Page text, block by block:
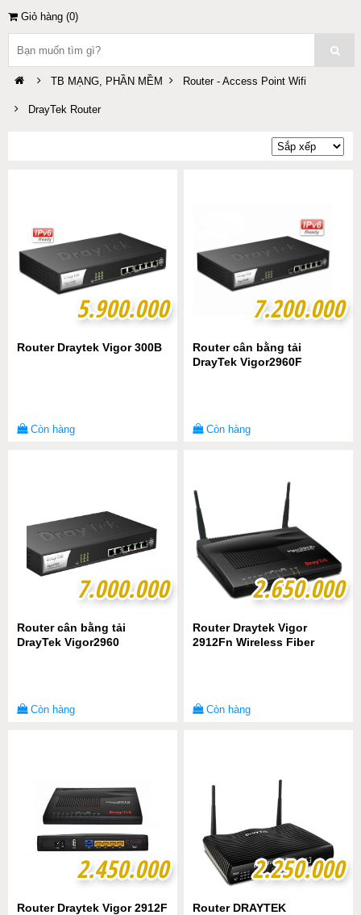
Giỏ hàng (0)
TB MẠNG, PHẦN MỀM Router - Access Point Wifi
DrayTek Router
5.900.000
5.900.000
Router Draytek Vigor 300B
Còn hàng
7.200.000
7.200.000
Router cân bằng tải
DrayTek Vigor2960F
Còn hàng
7.000.000
7.000.000
Router cân bằng tải
DrayTek Vigor2960
Còn hàng
2.650.000
2.650.000
Router Draytek Vigor
2912Fn Wireless Fiber
Còn hàng
2.450.000
2.450.000
Router Draytek Vigor 2912F
2.250.000
2.250.000
Router DRAYTEK